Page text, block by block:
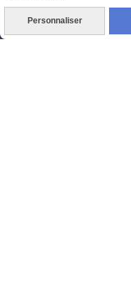
Personnaliser